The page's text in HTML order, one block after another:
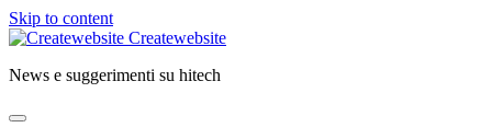
Skip to content
Createwebsite
News e suggerimenti su hitech